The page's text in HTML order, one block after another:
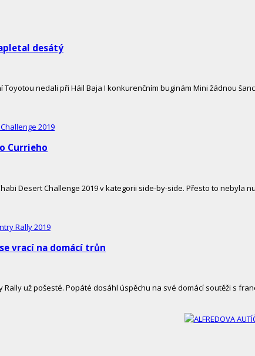
desátý
nedali při Háil Baja I konkurenčním buginám Mini žádnou
Currieho
Desert Challenge 2019 v kategorii side-by-side. Přesto to nebyla
vrací na domácí trůn
už pošesté. Popáté dosáhl úspěchu na své domácí soutěži s